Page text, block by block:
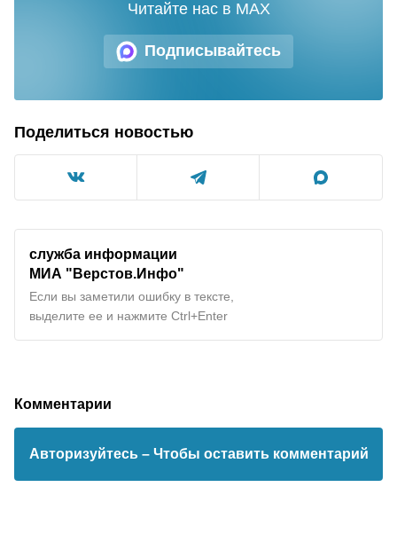
Подписывайтесь
Читайте нас в MAX
Поделиться новостью
служба информации
МИА "Верстов.Инфо"
Если вы заметили ошибку в тексте,
выделите ее и нажмите Ctrl+Enter
Комментарии
Авторизуйтесь – Чтобы оставить комментарий